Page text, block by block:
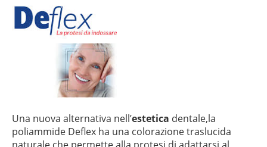
Una nuova alternativa nell’estetica dentale,la
poliammide Deflex ha una colorazione traslucida